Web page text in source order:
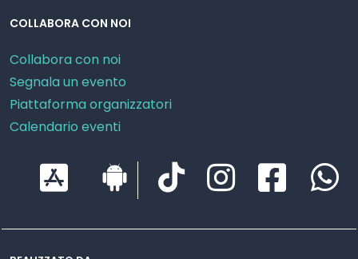
COLLABORA CON NOI
Collabora con noi
Segnala un evento
Piattaforma organizzatori
Calendario eventi